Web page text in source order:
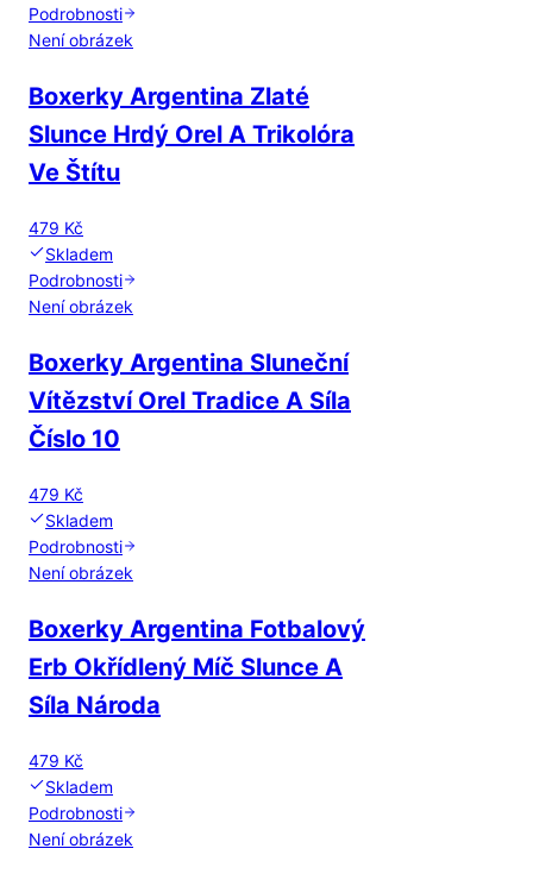
Podrobnosti
Není obrázek
Boxerky Argentina Zlaté
Slunce Hrdý Orel A Trikolóra
Ve Štítu
479 Kč
Skladem
Podrobnosti
Není obrázek
Boxerky Argentina Sluneční
Vítězství Orel Tradice A Síla
Číslo 10
479 Kč
Skladem
Podrobnosti
Není obrázek
Boxerky Argentina Fotbalový
Erb Okřídlený Míč Slunce A
Síla Národa
479 Kč
Skladem
Podrobnosti
Není obrázek